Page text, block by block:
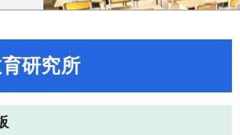
研究所